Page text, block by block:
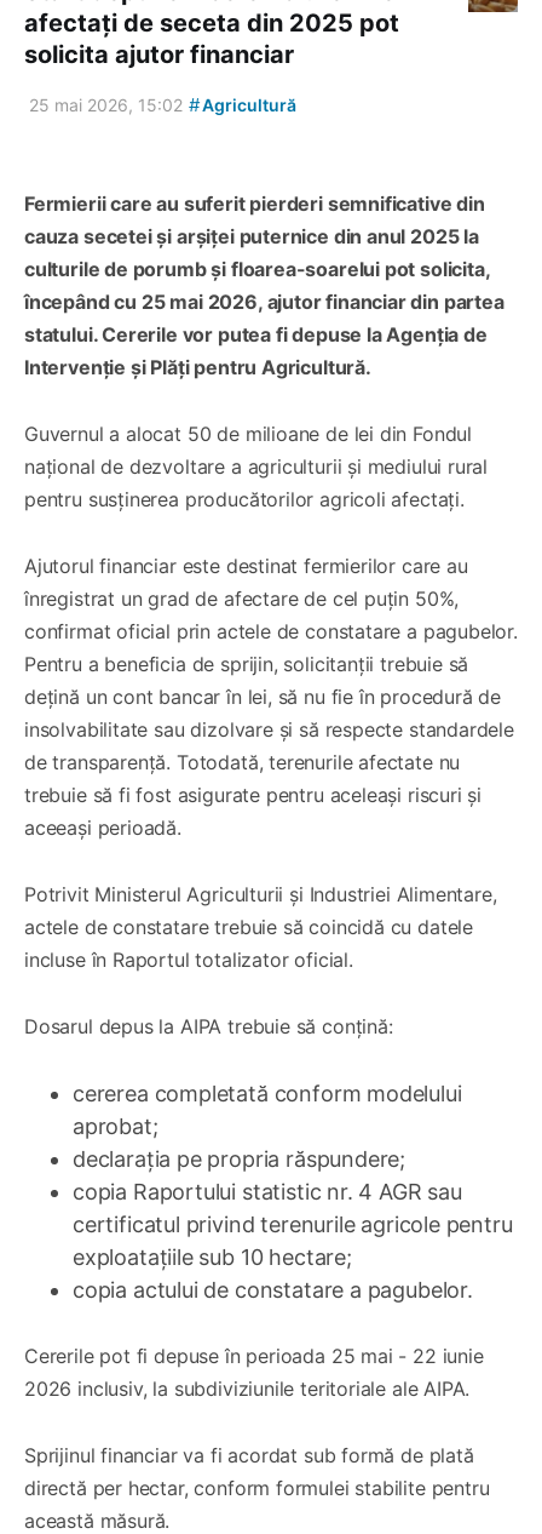
afectați de seceta din 2025 pot
solicita ajutor financiar
25 mai 2026, 15:02 #Agricultură
Fermierii care au suferit pierderi semnificative din
cauza secetei și arșiței puternice din anul 2025 la
culturile de porumb și floarea-soarelui pot solicita,
începând cu 25 mai 2026, ajutor financiar din partea
statului. Cererile vor putea fi depuse la Agenția de
Intervenție și Plăți pentru Agricultură.
Guvernul a alocat 50 de milioane de lei din Fondul
național de dezvoltare a agriculturii și mediului rural
pentru susținerea producătorilor agricoli afectați.
Ajutorul financiar este destinat fermierilor care au
înregistrat un grad de afectare de cel puțin 50%,
confirmat oficial prin actele de constatare a pagubelor.
Pentru a beneficia de sprijin, solicitanții trebuie să
dețină un cont bancar în lei, să nu fie în procedură de
insolvabilitate sau dizolvare și să respecte standardele
de transparență. Totodată, terenurile afectate nu
trebuie să fi fost asigurate pentru aceleași riscuri și
aceeași perioadă.
Potrivit Ministerul Agriculturii și Industriei Alimentare,
actele de constatare trebuie să coincidă cu datele
incluse în Raportul totalizator oficial.
Dosarul depus la AIPA trebuie să conțină:
cererea completată conform modelului
aprobat;
declarația pe propria răspundere;
copia Raportului statistic nr. 4 AGR sau
certificatul privind terenurile agricole pentru
exploatațiile sub 10 hectare;
copia actului de constatare a pagubelor.
Cererile pot fi depuse în perioada 25 mai - 22 iunie
2026 inclusiv, la subdiviziunile teritoriale ale AIPA.
Sprijinul financiar va fi acordat sub formă de plată
directă per hectar, conform formulei stabilite pentru
această măsură.